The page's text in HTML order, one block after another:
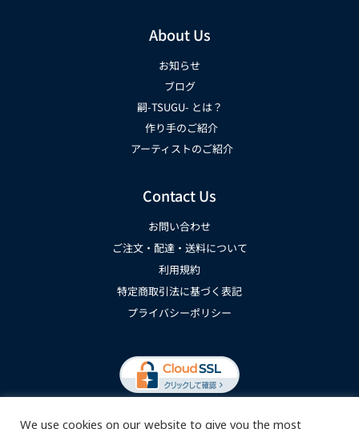
About Us
お知らせ
ブログ
嗣-TSUGU- とは？
作り手のご紹介
アーティストのご紹介
Contact Us
お問い合わせ
ご注文・配達・送料について
利用規約
特定商取引法に基づく表記
プライバシーポリシー
We use cookies on our website to give you the most